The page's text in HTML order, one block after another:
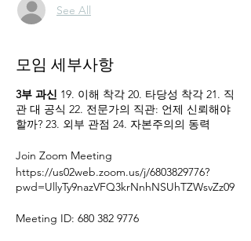
See All
모임 세부사항
3부 과신 19. 이해 착각 20. 타당성 착각 21. 직
관 대 공식 22. 전문가의 직관: 언제 신뢰해야
할까? 23. 외부 관점 24. 자본주의의 동력
Join Zoom Meeting
https://us02web.zoom.us/j/6803829776?
pwd=UllyTy9nazVFQ3krNnhNSUhTZWsvZz09
Meeting ID: 680 382 9776